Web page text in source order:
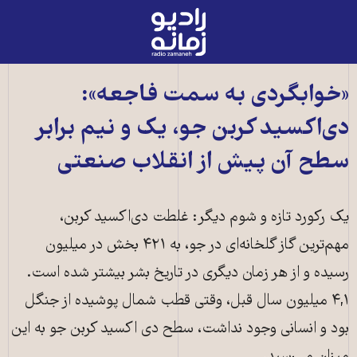
رادیو
زمانه
صفحه
اصلی
«خوابگردی به سمت فاجعه»:
دی‌اکسید کربن جو، یک و نیم برابر
سطح آن پیش از انقلاب صنعتی
یک رکورد تازه و شوم دیگر: غلطت دی‌اکسید کربن،
مهم‌ترین گاز گلخانه‌ای در جو، به ۴۲۱ بخش در میلیون
رسیده و از هر زمان دیگری در تاریخ بشر بیشتر شده است.
۴,۱ میلیون سال قبل، وقتی قطب شمال پوشیده از جنگل
بود و انسانی وجود نداشت، سطح دی اکسید کربن جو به این